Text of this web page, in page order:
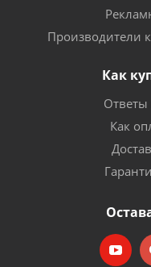
Производители
Как
Ответы
Как